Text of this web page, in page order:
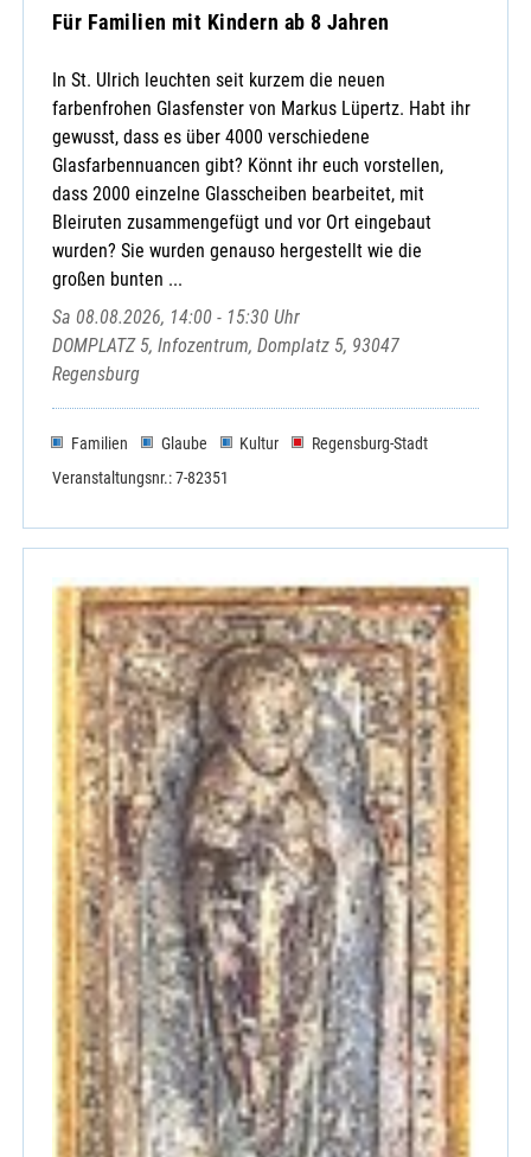
Für Familien mit Kindern ab 8 Jahren
In St. Ulrich leuchten seit kurzem die neuen
farbenfrohen Glasfenster von Markus Lüpertz. Habt ihr
gewusst, dass es über 4000 verschiedene
Glasfarbennuancen gibt? Könnt ihr euch vorstellen,
dass 2000 einzelne Glasscheiben bearbeitet, mit
Bleiruten zusammengefügt und vor Ort eingebaut
wurden? Sie wurden genauso hergestellt wie die
großen bunten ...
Sa 08.08.2026, 14:00 - 15:30 Uhr
DOMPLATZ 5, Infozentrum, Domplatz 5, 93047
Regensburg
Familien Glaube Kultur
Regensburg-Stadt
Veranstaltungsnr.: 7-82351